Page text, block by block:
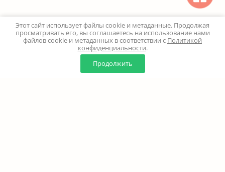
0
Корзина
Этот сайт использует файлы cookie и метаданные. Продолжая
просматривать его, вы соглашаетесь на использование нами
файлов cookie и метаданных в соответствии с Политикой
конфиденциальности.
Продолжить